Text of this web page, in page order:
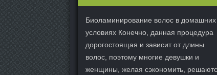
Биоламинирование волос в домашних
условиях Конечно, данная процедура
дорогостоящая и зависит от длины
волос, поэтому многие девушки и
женщины, желая сэкономить,